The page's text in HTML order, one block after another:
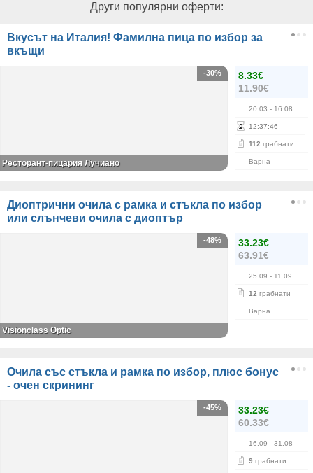
Други популярни оферти:
Вкусът на Италия! Фамилна пица по избор за
вкъщи
8.33€
11.90€
20.03 - 16.08
12:37:45
112 грабнати
Варна
-30%
Ресторант-пицария Лучиано
Диоптрични очила с рамка и стъкла по избор
или слънчеви очила с диоптър
33.23€
63.91€
25.09 - 11.09
12 грабнати
Варна
-48%
Visionclass Optic
Очила със стъкла и рамка по избор, плюс бонус
- очен скрининг
33.23€
60.33€
16.09 - 31.08
9 грабнати
-45%